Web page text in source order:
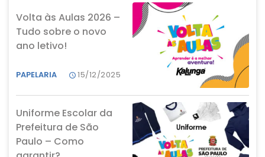
Volta às Aulas 2026 –
Tudo sobre o novo
ano letivo!
PAPELARIA 15/12/2025
Uniforme Escolar da
Prefeitura de São
Paulo – Como